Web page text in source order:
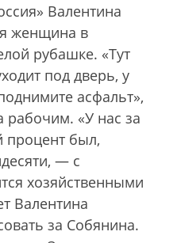
Валентина
женщина в
рубашке. «Тут
под дверь, у
асфальт»,
«У нас за
процент был,
— с
хозяйственными
Валентина
за Собянина.